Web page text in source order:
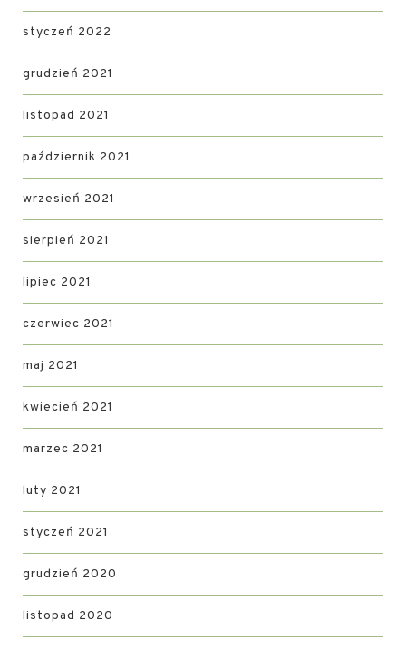
styczeń 2022
grudzień 2021
listopad 2021
październik 2021
wrzesień 2021
sierpień 2021
lipiec 2021
czerwiec 2021
maj 2021
kwiecień 2021
marzec 2021
luty 2021
styczeń 2021
grudzień 2020
listopad 2020